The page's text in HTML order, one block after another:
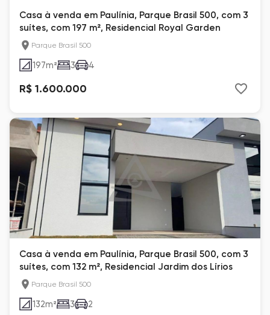
Casa à venda em Paulínia, Parque Brasil 500, com 3
suítes, com 197 m², Residencial Royal Garden
Parque Brasil 500
197m² 3 4
R$ 1.600.000
Casa à venda em Paulínia, Parque Brasil 500, com 3
suítes, com 132 m², Residencial Jardim dos Lírios
Parque Brasil 500
132m² 3 2